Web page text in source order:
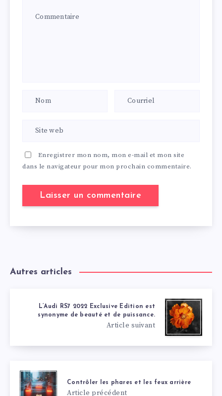
Enregistrer mon nom, mon e-mail et mon site
dans le navigateur pour mon prochain commentaire.
Autres articles
L’Audi RS7 2022 Exclusive Edition est
synonyme de beauté et de puissance.
Article suivant
Contrôler les phares et les feux arrière
Article précédent